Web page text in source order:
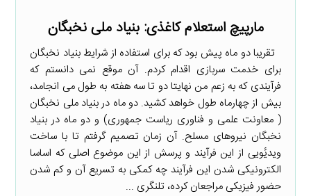
مارپیچ استعلام کاغذی: بنیاد ملی نخبگان
تقریبا دو ماه پیش بود که برای استفاده از شرایط بنیاد نخبگان
برای خدمت سربازی اقدام کردم. آن موقع نمی دانستم که
فرآیندی که به زعم من نهایتا دو تا سه هفته به طول می انجامد،
بیش از چهارماه طول خواهد کشید. دو ماه در بنیاد ملی نخبگان
( معاونت علمی و فناوری ریاست جمهوری) و دو ماه در بنیاد
نخبگان نیروهای مسلح. آن زمان تصمیم گرفتم تا با ساخت
ویدیٔویی از این فرآیند و پرسش از این موضوع اصلی که اساسا
الکترونیکی شدن این فرآیند چه کمکی به تسریع آن و کم شدن
حضور فیزیکی مراجعان کرده، تلنگری ...